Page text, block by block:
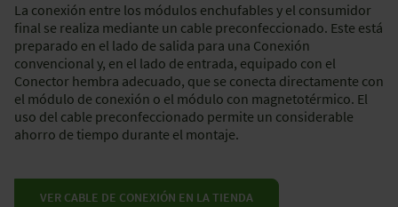
La conexión entre los módulos enchufables y el consumidor
final se realiza mediante un cable preconfeccionado. Este está
preparado en el lado de salida para una Conexión
convencional y, en el lado de entrada, equipado con el
Conector hembra adecuado, que se conecta directamente con
el módulo de conexión o el módulo con magnetotérmico. El
uso del cable preconfeccionado permite un considerable
ahorro de tiempo durante el montaje.
VER CABLE DE CONEXIÓN EN LA TIENDA